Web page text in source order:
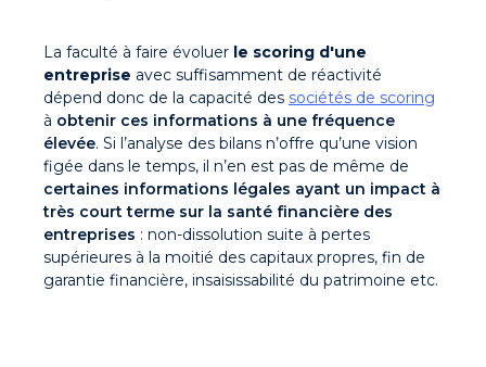
La faculté à faire évoluer le scoring d'une
entreprise avec suffisamment de réactivité
dépend donc de la capacité des sociétés de scoring
à obtenir ces informations à une fréquence
élevée. Si l’analyse des bilans n’offre qu’une vision
figée dans le temps, il n’en est pas de même de
certaines informations légales ayant un impact à
très court terme sur la santé financière des
entreprises : non-dissolution suite à pertes
supérieures à la moitié des capitaux propres, fin de
garantie financière, insaisissabilité du patrimoine etc.